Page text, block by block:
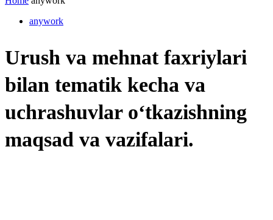
anywork
Urush va mehnat faxriylari
bilan tematik kecha va
uchrashuvlar o‘tkazishning
maqsad va vazifalari.